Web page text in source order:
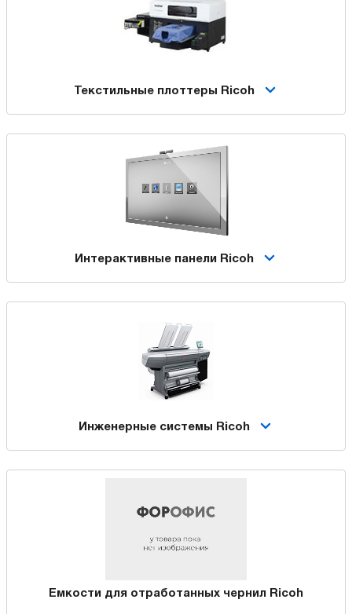
Текстильные плоттеры Ricoh
Интерактивные панели Ricoh
Инженерные системы Ricoh
Емкости для отработанных чернил Ricoh